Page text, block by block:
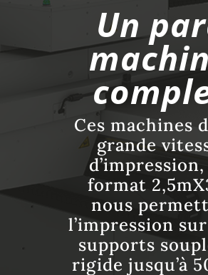
Un
Ces machines
grande
format
nous
l’impression
supports
rigide jusqu’à